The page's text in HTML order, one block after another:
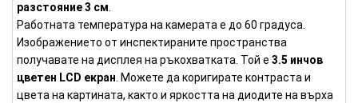
разстояние 3 см.
Работната температура на камерата е до 60 градуса.
Изображението от инспектираните пространства
получавате на дисплея на ръкохватката. Той е 3.5 инчов
цветен LCD екран. Можете да коригирате контраста и
цвета на картината, както и яркостта на диодите на върха